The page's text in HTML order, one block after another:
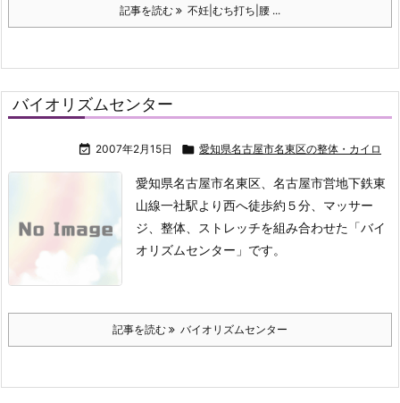
記事を読む 不妊|むち打ち|腰 ...
バイオリズムセンター
 2007年2月15日  愛知県名古屋市名東区の整体・カイロ
愛知県名古屋市名東区、名古屋市営地下鉄東
山線一社駅より西へ徒歩約５分、マッサー
ジ、整体、ストレッチを組み合わせた「バイ
オリズムセンター」です。
記事を読む バイオリズムセンター